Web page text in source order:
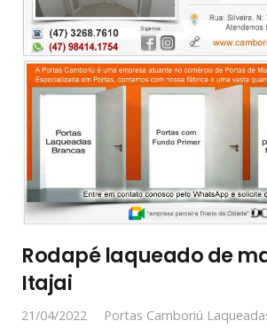
Rodapé laqueado de
Itajai
21/04/2022
Portas Camboriú